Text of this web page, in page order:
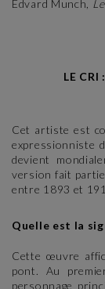
Edvard Munch,
LE CRI
Cet artiste est
expressionniste
devient
version fait
entre 1893 et
Quelle est la
Cette œuvre
pont. Au
personnage